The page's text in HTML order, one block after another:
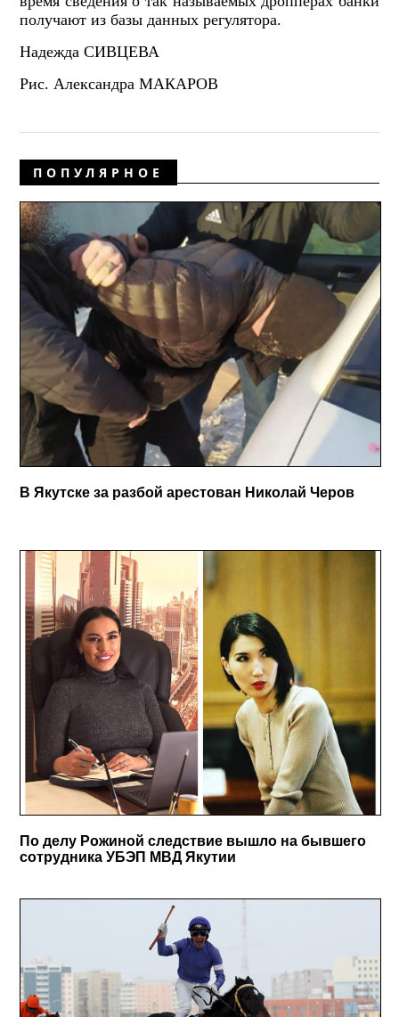
получают из базы данных регулятора.
Надежда СИВЦЕВА
Рис. Александра МАКАРОВ
ПОПУЛЯРНОЕ
В Якутске за разбой арестован Николай Черов
По делу Рожиной следствие вышло на бывшего
сотрудника УБЭП МВД Якутии